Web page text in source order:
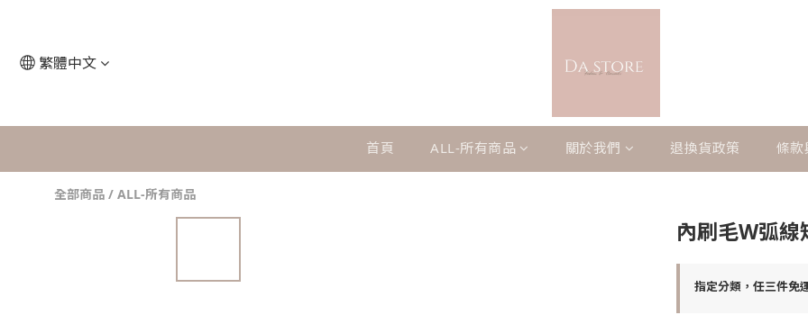
繁體中文
首頁 ALL-所有商品 關於我們 退換貨政策 條款
全部商品 / ALL-所有商品
內刷毛W弧
指定分類，任三件免